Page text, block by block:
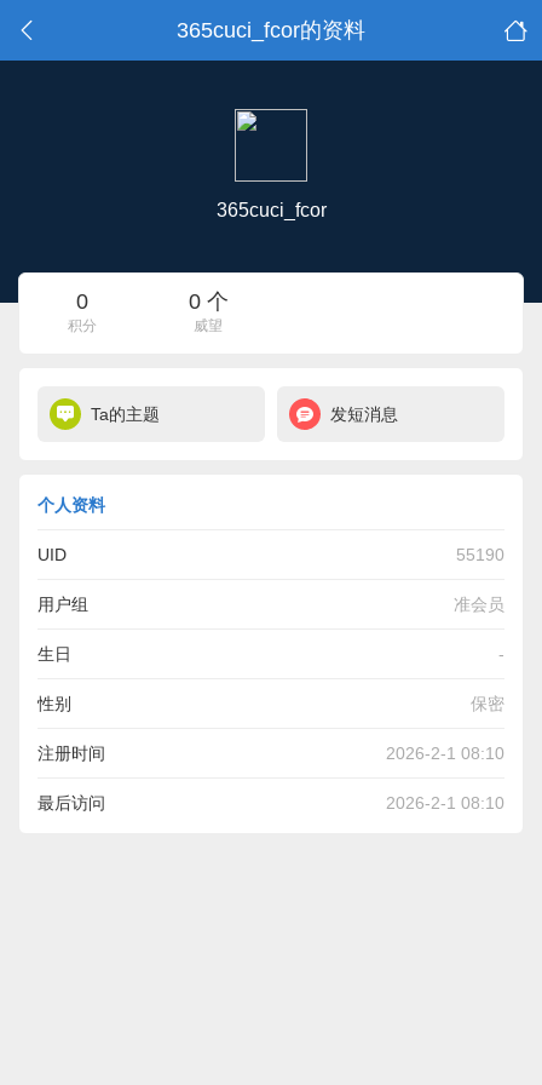
365cuci_fcor的资料
365cuci_fcor
0
积分
0 个
威望
Ta的主题 发短消息
个人资料
UID 55190
用户组 准会员
生日 -
性别 保密
注册时间 2026-2-1 08:10
最后访问 2026-2-1 08:10